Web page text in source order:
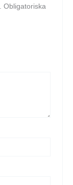
Obligatoriska